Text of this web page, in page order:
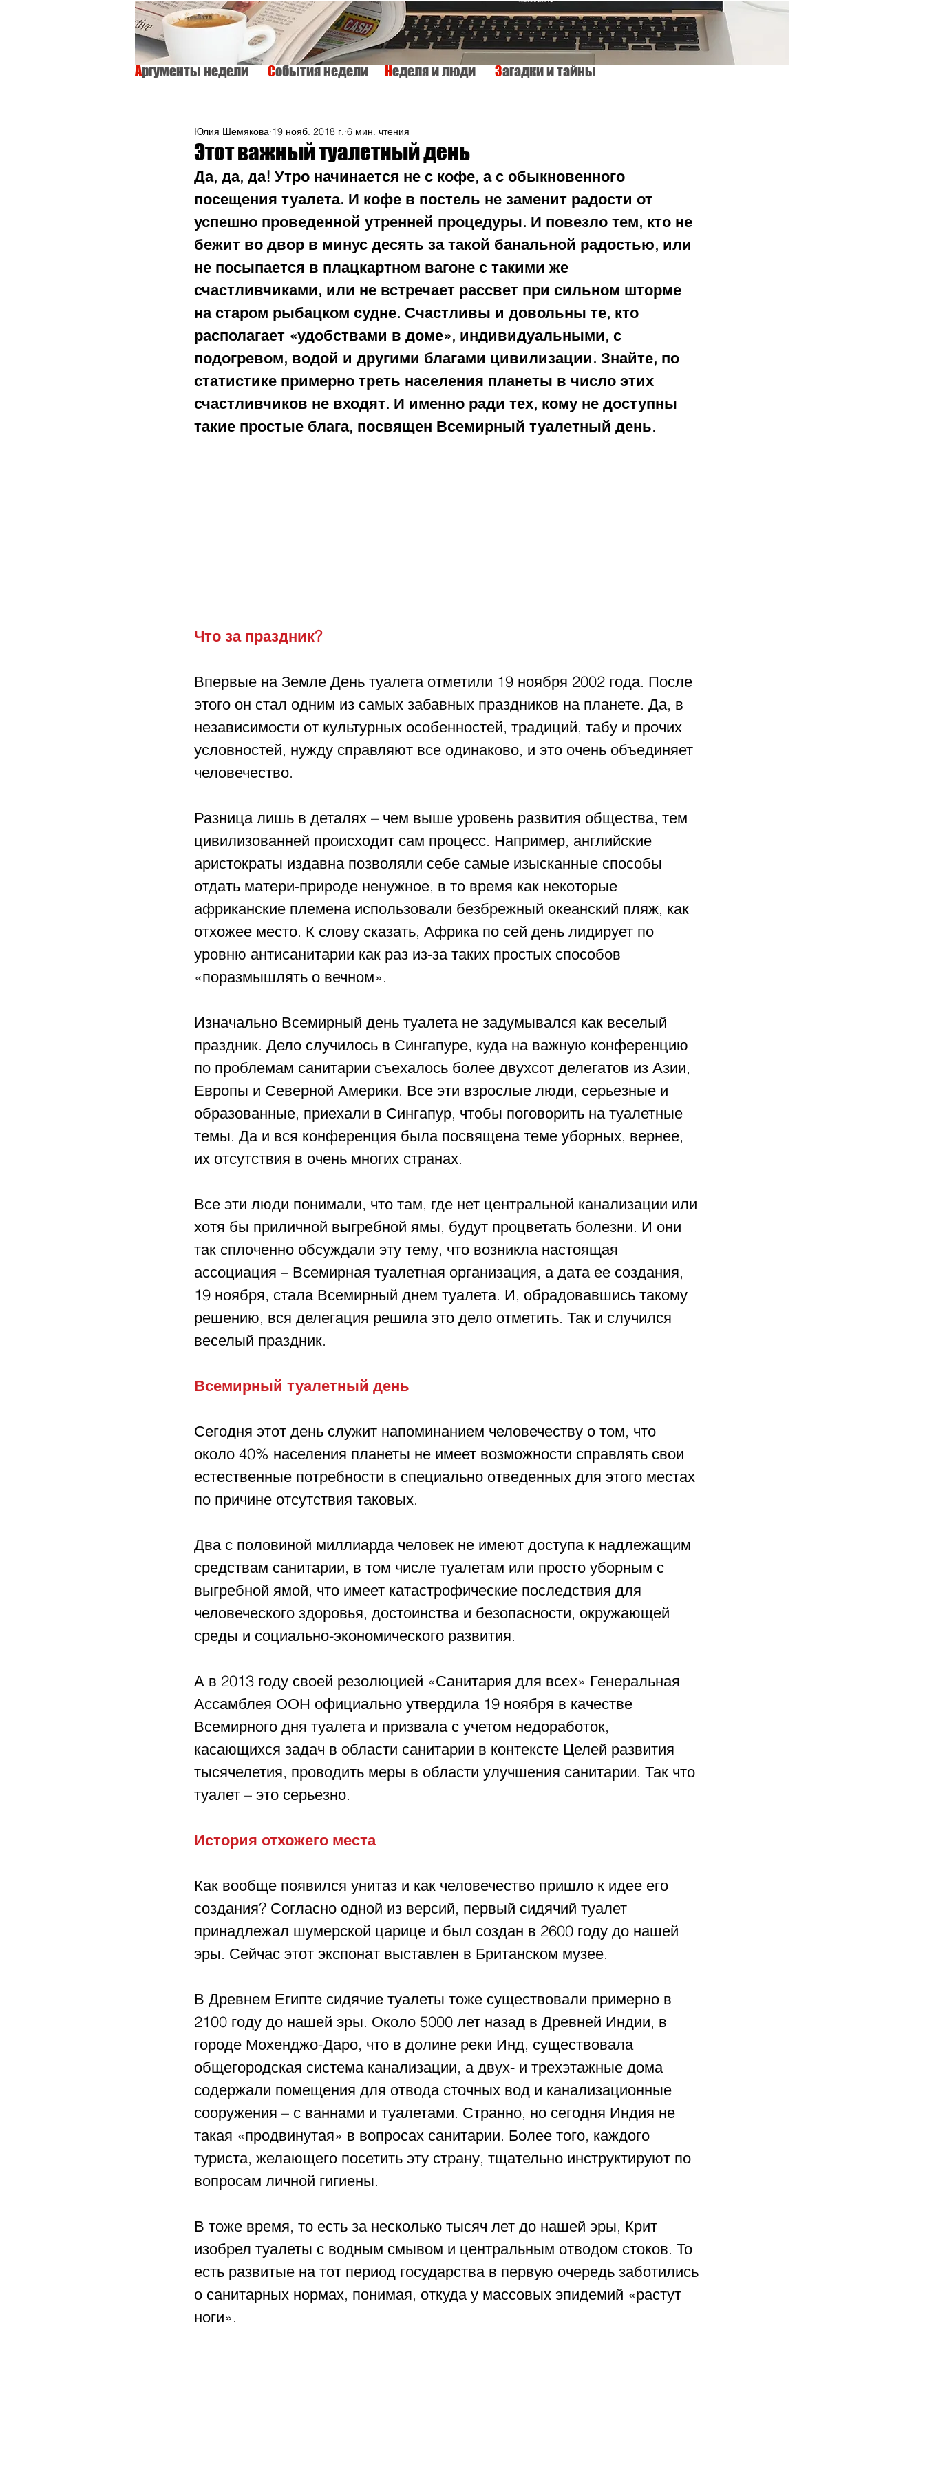
Аргументы неделиСобытия неделиНеделя и людиЗагадки и тайны
Этот важный туалетный день
Юлия Шемякова 19 нояб. 2018 г. 6 мин. чтения
Да, да, да! Утро начинается не с кофе, а с обыкновенного
посещения туалета. И кофе в постель не заменит радости от
успешно проведенной утренней процедуры. И повезло тем, кто не
бежит во двор в минус десять за такой банальной радостью, или
не посыпается в плацкартном вагоне с такими же
счастливчиками, или не встречает рассвет при сильном шторме
на старом рыбацком судне. Счастливы и довольны те, кто
располагает «удобствами в доме», индивидуальными, с
подогревом, водой и другими благами цивилизации. Знайте, по
статистике примерно треть населения планеты в число этих
счастливчиков не входят. И именно ради тех, кому не доступны
такие простые блага, посвящен Всемирный туалетный день.
Что за праздник?
Впервые на Земле День туалета отметили 19 ноября 2002 года. После
этого он стал одним из самых забавных праздников на планете. Да, в
независимости от культурных особенностей, традиций, табу и прочих
условностей, нужду справляют все одинаково, и это очень объединяет
человечество.
Разница лишь в деталях – чем выше уровень развития общества, тем
цивилизованней происходит сам процесс. Например, английские
аристократы издавна позволяли себе самые изысканные способы
отдать матери-природе ненужное, в то время как некоторые
африканские племена использовали безбрежный океанский пляж, как
отхожее место. К слову сказать, Африка по сей день лидирует по
уровню антисанитарии как раз из-за таких простых способов
«поразмышлять о вечном».
Изначально Всемирный день туалета не задумывался как веселый
праздник. Дело случилось в Сингапуре, куда на важную конференцию
по проблемам санитарии съехалось более двухсот делегатов из Азии,
Европы и Северной Америки. Все эти взрослые люди, серьезные и
образованные, приехали в Сингапур, чтобы поговорить на туалетные
темы. Да и вся конференция была посвящена теме уборных, вернее,
их отсутствия в очень многих странах.
Все эти люди понимали, что там, где нет центральной канализации или
хотя бы приличной выгребной ямы, будут процветать болезни. И они
так сплоченно обсуждали эту тему, что возникла настоящая
ассоциация – Всемирная туалетная организация, а дата ее создания,
19 ноября, стала Всемирный днем туалета. И, обрадовавшись такому
решению, вся делегация решила это дело отметить. Так и случился
веселый праздник.
Всемирный туалетный день
Сегодня этот день служит напоминанием человечеству о том, что
около 40% населения планеты не имеет возможности справлять свои
естественные потребности в специально отведенных для этого местах
по причине отсутствия таковых.
Два с половиной миллиарда человек не имеют доступа к надлежащим
средствам санитарии, в том числе туалетам или просто уборным с
выгребной ямой, что имеет катастрофические последствия для
человеческого здоровья, достоинства и безопасности, окружающей
среды и социально-экономического развития.
А в 2013 году своей резолюцией «Санитария для всех» Генеральная
Ассамблея ООН официально утвердила 19 ноября в качестве
Всемирного дня туалета и призвала с учетом недоработок,
касающихся задач в области санитарии в контексте Целей развития
тысячелетия, проводить меры в области улучшения санитарии. Так что
туалет – это серьезно.
История отхожего места
Как вообще появился унитаз и как человечество пришло к идее его
создания? Согласно одной из версий, первый сидячий туалет
принадлежал шумерской царице и был создан в 2600 году до нашей
эры. Сейчас этот экспонат выставлен в Британском музее.
В Древнем Египте сидячие туалеты тоже существовали примерно в
2100 году до нашей эры. Около 5000 лет назад в Древней Индии, в
городе Мохенджо-Даро, что в долине реки Инд, существовала
общегородская система канализации, а двух- и трехэтажные дома
содержали помещения для отвода сточных вод и канализационные
сооружения – с ваннами и туалетами. Странно, но сегодня Индия не
такая «продвинутая» в вопросах санитарии. Более того, каждого
туриста, желающего посетить эту страну, тщательно инструктируют по
вопросам личной гигиены.
В тоже время, то есть за несколько тысяч лет до нашей эры, Крит
изобрел туалеты с водным смывом и центральным отводом стоков. То
есть развитые на тот период государства в первую очередь заботились
о санитарных нормах, понимая, откуда у массовых эпидемий «растут
ноги».